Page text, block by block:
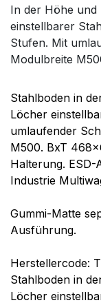
In der Höhe und
einstellbarer
Stufen. Mit
Modulbreite
Stahlboden in
Löcher
umlaufender
M500. BxT
Halterung.
Industrie
Gummi-Matte
Ausführung.
Herstellercode:
Stahlboden in
Löcher